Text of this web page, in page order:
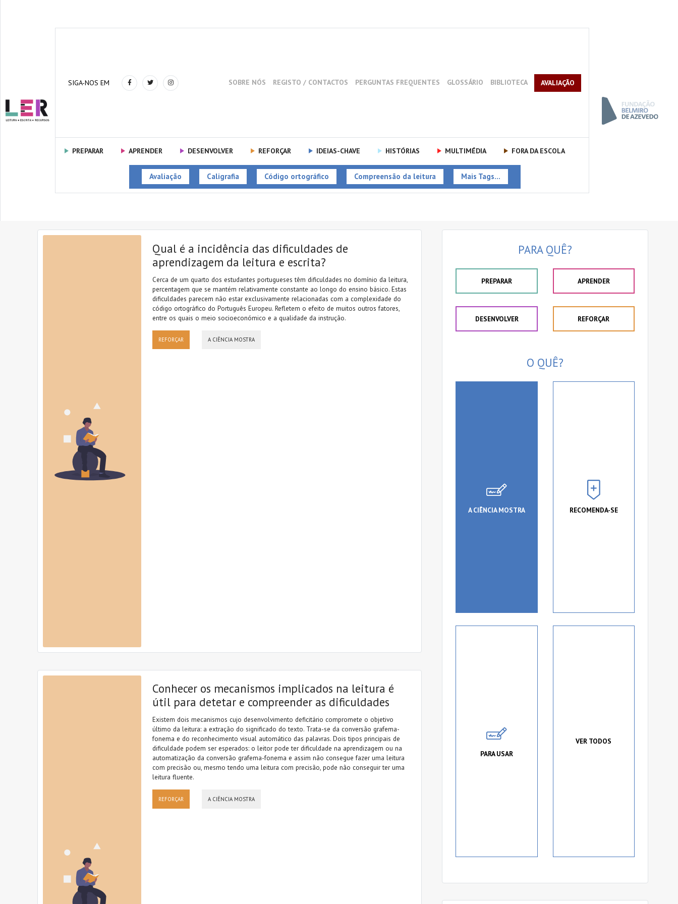
PREPARAR APRENDER DESENVOLVER REFORÇAR IDEIAS-CHAVE HISTÓRIAS MULTIMÉDIA FORA DA ESCOLA
Avaliação Caligrafia Código ortográfico Compreensão da leitura Mais Tags...
SIGA-NOS EM SOBRE NÓS REGISTO / CONTACTOS PERGUNTAS FREQUENTES GLOSSÁRIO BIBLIOTECA AVALIAÇÃO
PARA QUÊ?
PREPARAR APRENDER
DESENVOLVER REFORÇAR
O QUÊ?
A CIÊNCIA MOSTRA RECOMENDA-SE
PARA USAR
VER TODOS
Qual é a incidência das dificuldades de
aprendizagem da leitura e escrita?
Cerca de um quarto dos estudantes portugueses têm dificuldades no domínio da leitura,
percentagem que se mantém relativamente constante ao longo do ensino básico. Estas
dificuldades parecem não estar exclusivamente relacionadas com a complexidade do
código ortográfico do Português Europeu. Refletem o efeito de muitos outros fatores,
entre os quais o meio socioeconómico e a qualidade da instrução.
REFORÇAR A CIÊNCIA MOSTRA
Conhecer os mecanismos implicados na leitura é
útil para detetar e compreender as dificuldades
Existem dois mecanismos cujo desenvolvimento deficitário compromete o objetivo
último da leitura: a extração do significado do texto. Trata-se da conversão grafema-
fonema e do reconhecimento visual automático das palavras. Dois tipos principais de
dificuldade podem ser esperados: o leitor pode ter dificuldade na aprendizagem ou na
automatização da conversão grafema-fonema e assim não consegue fazer uma leitura
com precisão ou, mesmo tendo uma leitura com precisão, pode não conseguir ter uma
leitura fluente.
REFORÇAR A CIÊNCIA MOSTRA